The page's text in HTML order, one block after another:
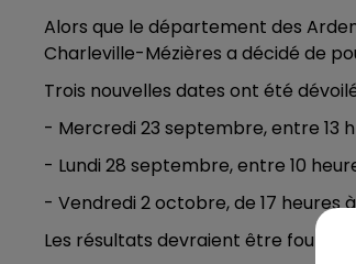
7h00 - 11h00
BEST OF
Alors que le département des
Charleville-Mézières a décidé de
Trois nouvelles dates ont été
- Mercredi 23 septembre,entre 13
- Lundi 28 septembre, entre 10
- Vendredi 2 octobre, de 17 heures
Les résultats devraient être fournis